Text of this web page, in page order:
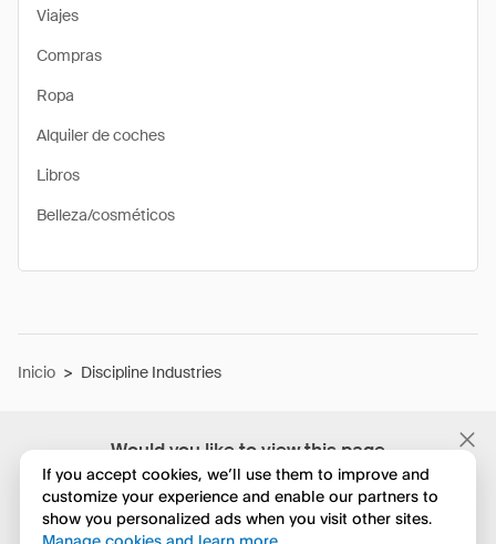
Would you like to view this page
in English?
No, seguir navegando
Viajes
Compras
Ropa
Alquiler de coches
Libros
Belleza/cosméticos
Inicio > Discipline Industries
If you accept cookies, we’ll use them to improve and
customize your experience and enable our partners to
show you personalized ads when you visit other sites.
Manage cookies and learn more